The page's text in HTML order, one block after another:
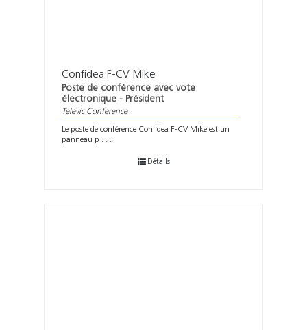
Confidea F-CV Mike
Poste de conférence avec vote
électronique - Président
Televic Conference
Le poste de conférence Confidea F-CV Mike est un
panneau p . . .
Détails